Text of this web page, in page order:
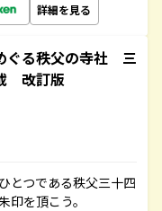
詳細を見る
ぐる秩父の寺社 三
改訂版
とつである秩父三十四
を頂こう。